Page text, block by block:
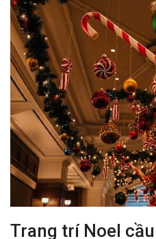
Trang trí Noel